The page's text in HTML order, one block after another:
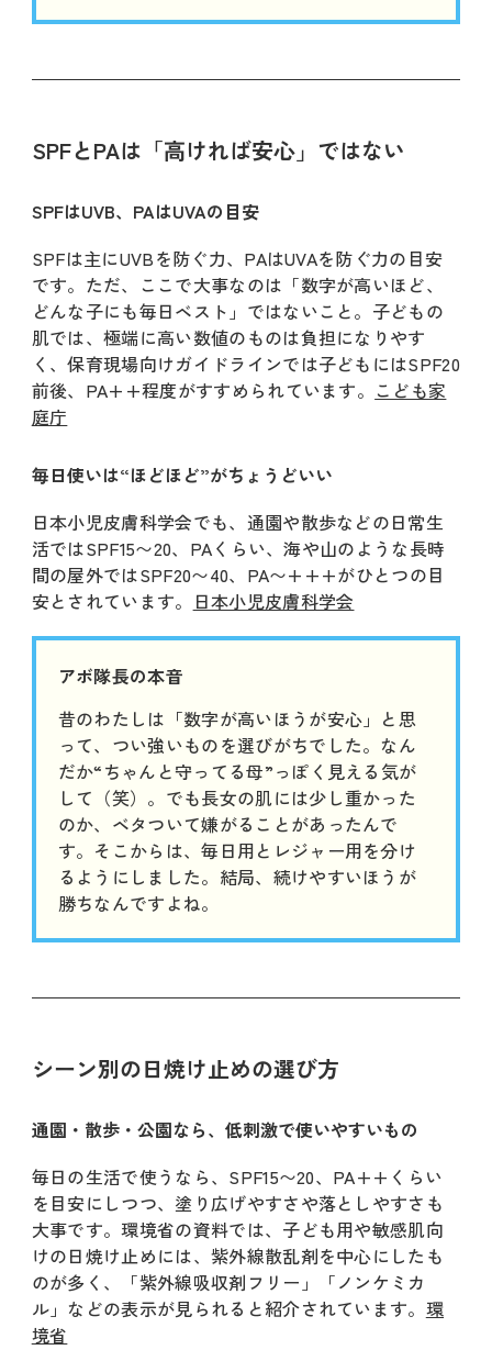
SPFとPAは「高ければ安心」ではない
SPFはUVB、PAはUVAの目安
SPFは主にUVBを防ぐ力、PAはUVAを防ぐ力の目安
です。ただ、ここで大事なのは「数字が高いほど、
どんな子にも毎日ベスト」ではないこと。子どもの
肌では、極端に高い数値のものは負担になりやす
く、保育現場向けガイドラインでは子どもにはSPF20
前後、PA++程度がすすめられています。 こども家
庭庁
毎日使いは“ほどほど”がちょうどいい
日本小児皮膚科学会でも、通園や散歩などの日常生
活ではSPF15〜20、PAくらい、海や山のような長時
間の屋外ではSPF20〜40、PA〜+++がひとつの目
安とされています。 日本小児皮膚科学会
アボ隊長の本音
昔のわたしは「数字が高いほうが安心」と思
って、つい強いものを選びがちでした。なん
だか“ちゃんと守ってる母”っぽく見える気が
して（笑）。でも長女の肌には少し重かった
のか、ベタついて嫌がることがあったんで
す。そこからは、毎日用とレジャー用を分け
るようにしました。結局、続けやすいほうが
勝ちなんですよね。
シーン別の日焼け止めの選び方
通園・散歩・公園なら、低刺激で使いやすいもの
毎日の生活で使うなら、SPF15〜20、PA++くらい
を目安にしつつ、塗り広げやすさや落としやすさも
大事です。環境省の資料では、子ども用や敏感肌向
けの日焼け止めには、紫外線散乱剤を中心にしたも
のが多く、「紫外線吸収剤フリー」「ノンケミカ
ル」などの表示が見られると紹介されています。 環
境省